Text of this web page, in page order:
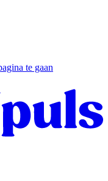
te gaan